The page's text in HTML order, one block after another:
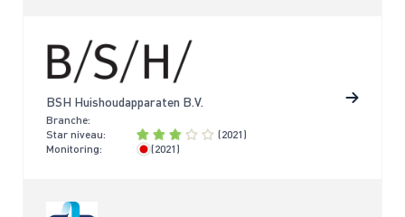
BSH Huishoudapparaten B.V.
Branche:
Star niveau:
(2021)
Monitoring:
> 4 jaar
(2021)